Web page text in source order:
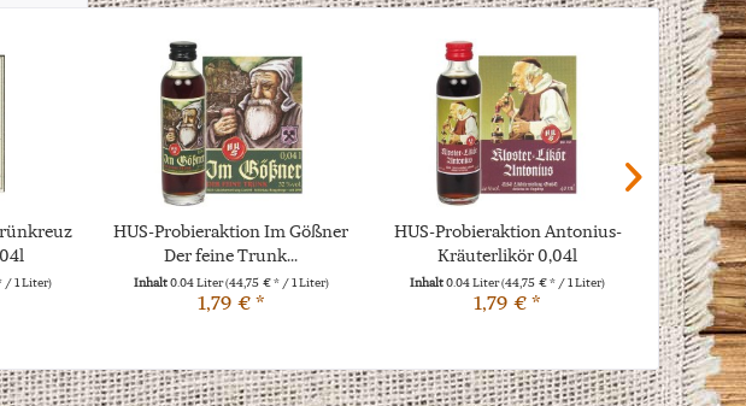
/ 1 Liter)
HUS-Probieraktion Im Gößner
Der feine Trunk...
Inhalt0.04 Liter(44,75 € * / 1 Liter)
1,79 € *
HUS-Probieraktion Antonius-
Kräuterlikör 0,04l
Inhalt0.04 Liter(44,75 € * / 1 Liter)
1,79 € *
Inhalt